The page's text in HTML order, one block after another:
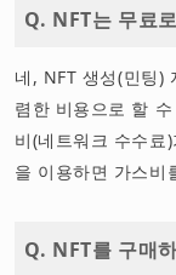
Q. NFT는 무료
네, NFT 생성(민팅)
렴한 비용으로 할
비(네트워크 수수
을 이용하면 가스비
Q. NFT를 구매